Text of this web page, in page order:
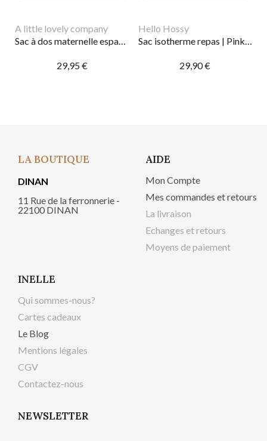
A little lovely company
29,95 €
Hello Hossy
29,90 €
LA BOUTIQUE
DINAN
11 Rue de la ferronnerie -
22100 DINAN
AIDE
Mon Compte
Mes commandes et retours
La livraison
Echanges et retours
Moyens de paiement
INELLE
Qui sommes-nous?
Cartes cadeaux
Le Blog
Mentions légales
CGV
Contactez-nous
NEWSLETTER